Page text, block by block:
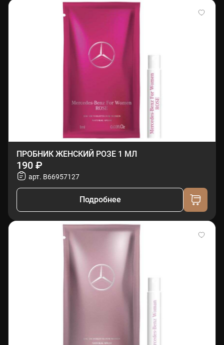
ПРОБНИК ЖЕНСКИЙ РОЗЕ 1 МЛ
190 ₽
арт. B66957127
Подробнее